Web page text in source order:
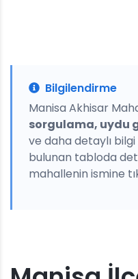
Bilgilendirme
Manisa Akhisar
sorgulama, uydu
ve daha detaylı
bulunan tabloda
mahallenin ismine